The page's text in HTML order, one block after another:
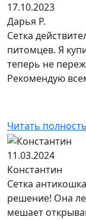
17.10.2023
Дарья Р.
Сетка
питомцев. Я
теперь не
Рекомендую
Читать
11.03.2024
Константин
Сетка
решение! Она
мешает